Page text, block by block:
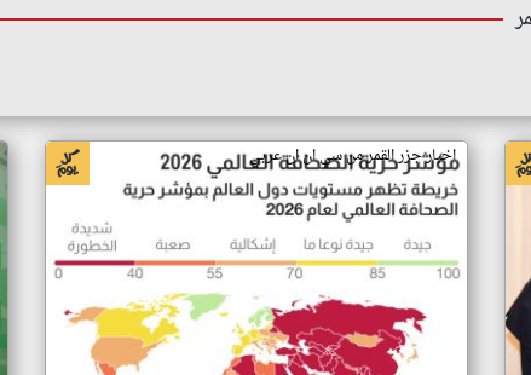
اخبار جزر القمر من سي ان ان عربي